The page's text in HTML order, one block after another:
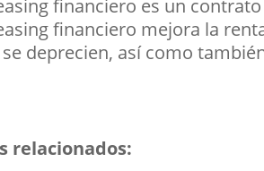
financiero es un
financiero mejora la
deprecien, así como
relacionados: